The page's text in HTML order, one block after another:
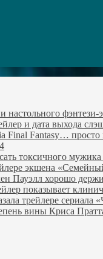
настольного
и дата выхода
Final Fantasy…
токсичного
экшена
Пауэлл хорошо
показывает
трейлере сериала
вины Криса